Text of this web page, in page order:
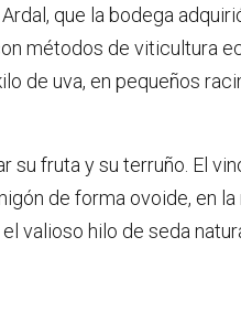
que la bodega
métodos de viticultura
de uva, en pequeños
fruta y su terruño. El
de forma ovoide, en
valioso hilo de seda